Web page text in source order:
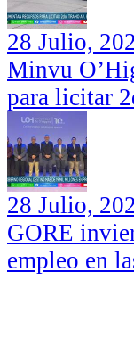
28 Julio,
Minvu
para licitar
28 Julio,
GORE
empleo en